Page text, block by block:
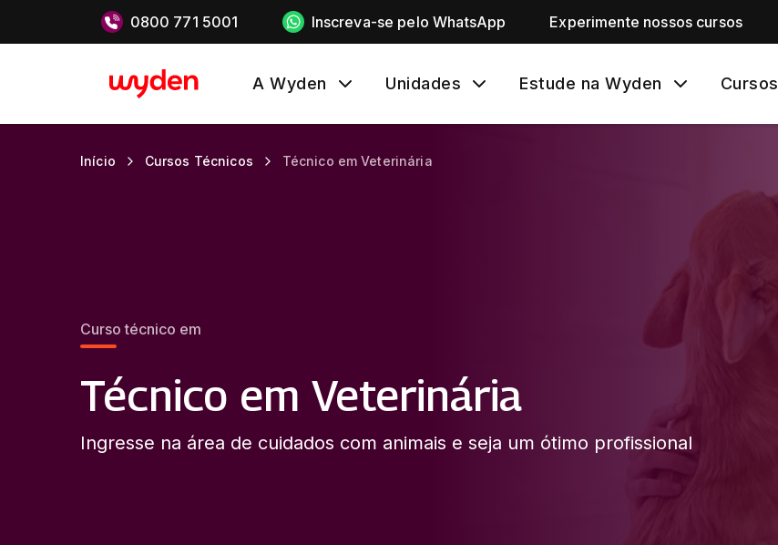
0800 771 5001 Inscreva-se pelo WhatsApp Experimente nossos cursos
A Wyden Unidades Estude na Wyden Cursos
Início Cursos Técnicos Técnico em Veterinária
Curso técnico em
Técnico em Veterinária
Ingresse na área de cuidados com animais e seja um ótimo profissional